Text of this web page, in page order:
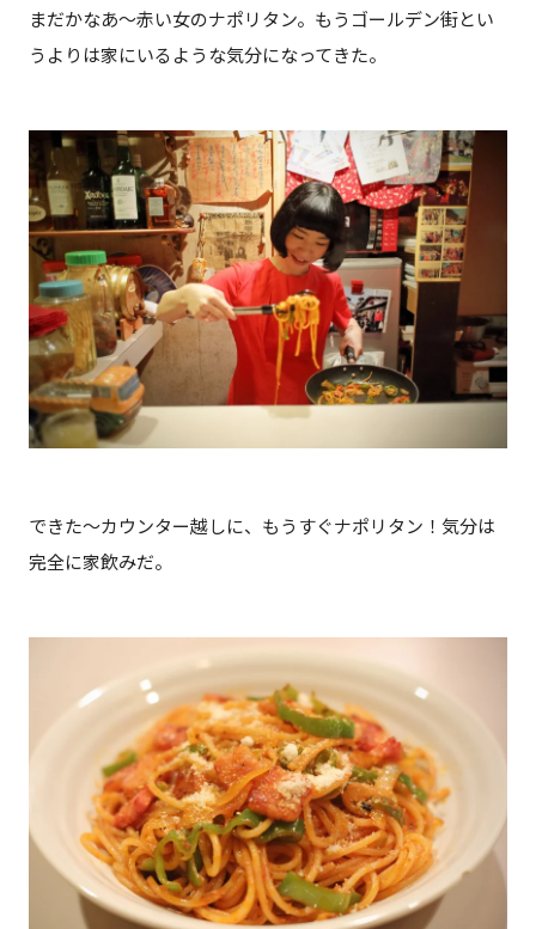
まだかなあ～赤い女のナポリタン。もうゴールデン街とい
うよりは家にいるような気分になってきた。
できた～カウンター越しに、もうすぐナポリタン！気分は
完全に家飲みだ。